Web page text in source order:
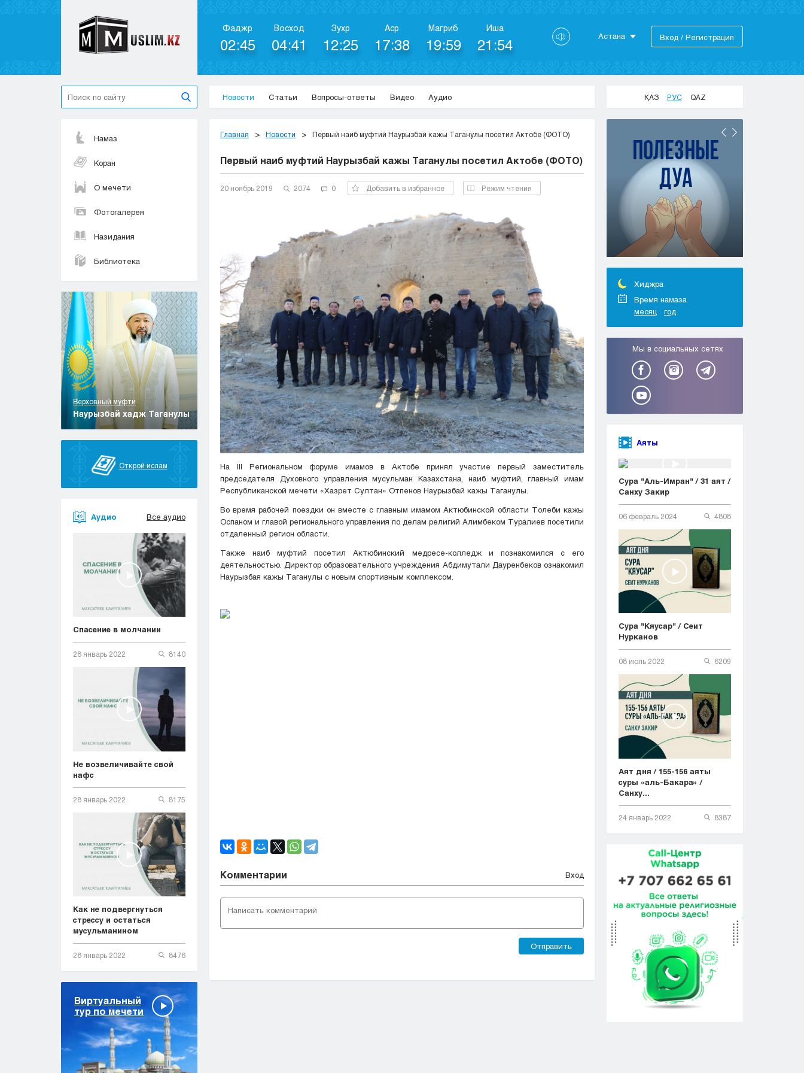
Фаджр
02:45
Восход
04:41
Зухр
12:25
Аср
17:38
Магриб
19:59
Иша
21:54 Астана
Актобе
Талдыкорган
Тараз
Туркестан
Усть-Каменогорск
Шымкент
Вход / Регистрация
Новости Статьи Вопросы-ответы Видео Аудио ҚАЗ РУС QAZ
Намаз
Коран
О мечети
Фотогалерея
Назидания
Библиотека
Верховный муфти
Наурызбай хадж Таганулы
Открой ислам
Аудио Все аудио
Спасение в молчании
28 январь 2022 8140
Не возвеличивайте свой
нафс
28 январь 2022 8175
Как не подвергнуться
стрессу и остаться
мусульманином
28 январь 2022 8476
Виртуальный
тур по мечети
Главная Новости Первый наиб муфтий Наурызбай кажы Таганулы посетил Актобе (ФОТО)
Первый наиб муфтий Наурызбай кажы Таганулы посетил Актобе (ФОТО)
20 ноябрь 2019 2074 0 Добавить в избранное Режим чтения
На III Региональном форуме имамов в Актобе принял участие первый заместитель
председателя Духовного управления мусульман Казахстана, наиб муфтий, главный имам
Республиканской мечети «Хазрет Султан» Отпенов Наурызбай кажы Таганулы.
Во время рабочей поездки он вместе с главным имамом Актюбинской области Толеби кажы
Оспаном и главой регионального управления по делам религий Алимбеком Туралиев посетили
отдаленный регион области.
Также наиб муфтий посетил Актюбинский медресе-колледж и познакомился с его
деятельностью. Директор образовательного учреждения Абдимутали Дауренбеков ознакомил
Наурызбая кажы Таганулы с новым спортивным комплексом.
Комментарии Вход
Отправить
Хиджра
Время намаза
месяц
год
Мы в социальных сетях
Аяты
Сура "Аль-Имран" / 31 аят /
Санху Закир
06 февраль 2024 4808
Сура "Кяусар" / Сеит
Нурканов
08 июль 2022 6209
Аят дня / 155-156 аяты
суры «аль-Бакара» /
Санху...
24 январь 2022 8387